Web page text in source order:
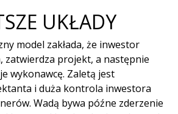
UKŁADY
model zakłada, że inwestor
zatwierdza projekt, a następnie
wykonawcę. Zaletą jest
i duża kontrola inwestora
Wadą bywa późne zderzenie